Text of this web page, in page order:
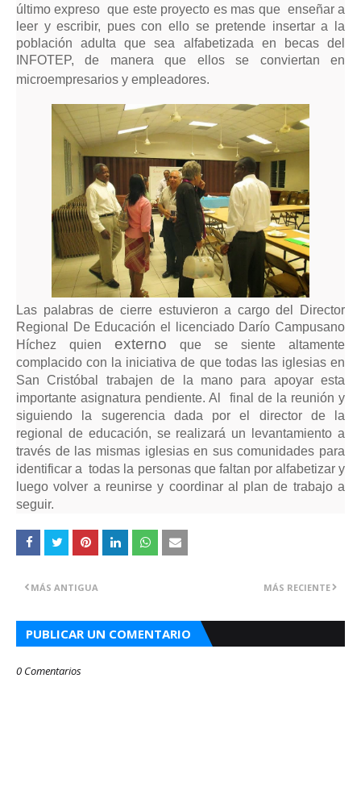
último expreso que este proyecto es mas que enseñar a
leer y escribir, pues con ello se pretende insertar a la
población adulta que sea alfabetizada en becas del
INFOTEP, de manera que ellos se conviertan en
microempresarios y empleadores.
Las palabras de cierre estuvieron a cargo del Director
Regional De Educación el licenciado Darío Campusano
Híchez quien externo que se siente altamente
complacido con la iniciativa de que todas las iglesias en
San Cristóbal trabajen de la mano para apoyar esta
importante asignatura pendiente. Al final de la reunión y
siguiendo la sugerencia dada por el director de la
regional de educación, se realizará un levantamiento a
través de las mismas iglesias en sus comunidades para
identificar a todas la personas que faltan por alfabetizar y
luego volver a reunirse y coordinar al plan de trabajo a
seguir.
MÁS RECIENTE
MÁS ANTIGUA
PUBLICAR UN COMENTARIO
0 Comentarios